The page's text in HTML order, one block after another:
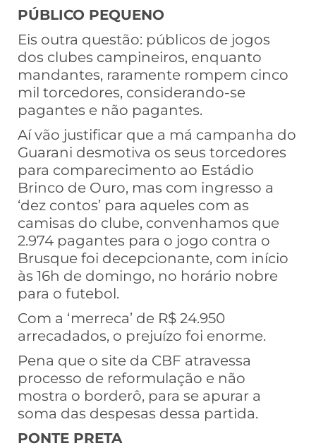
PÚBLICO PEQUENO
Eis outra questão: públicos de jogos
dos clubes campineiros, enquanto
mandantes, raramente rompem cinco
mil torcedores, considerando-se
pagantes e não pagantes.
Aí vão justificar que a má campanha do
Guarani desmotiva os seus torcedores
para comparecimento ao Estádio
Brinco de Ouro, mas com ingresso a
‘dez contos’ para aqueles com as
camisas do clube, convenhamos que
2.974 pagantes para o jogo contra o
Brusque foi decepcionante, com início
às 16h de domingo, no horário nobre
para o futebol.
Com a ‘merreca’ de R$ 24.950
arrecadados, o prejuízo foi enorme.
Pena que o site da CBF atravessa
processo de reformulação e não
mostra o borderô, para se apurar a
soma das despesas dessa partida.
PONTE PRETA